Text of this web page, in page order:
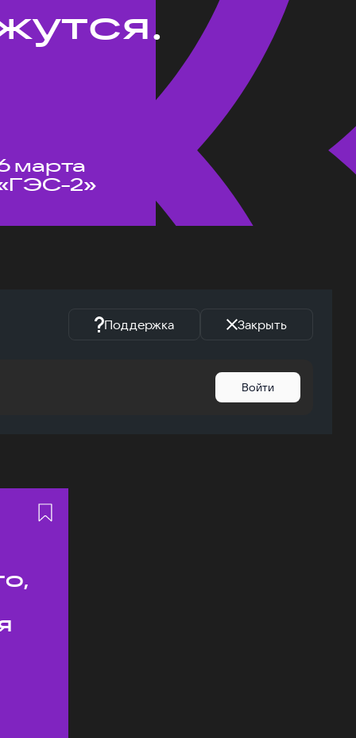
марта
2»
Поддержка Закрыть
Войти